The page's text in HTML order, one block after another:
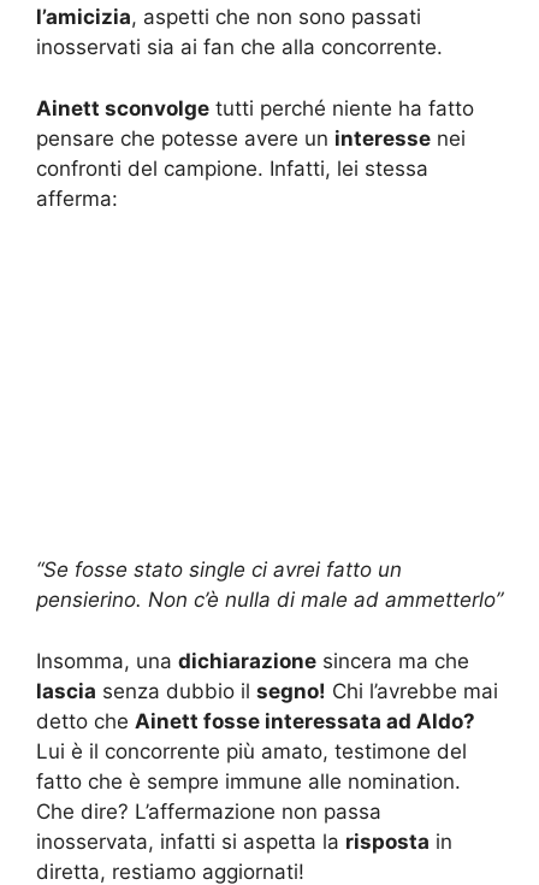
l’amicizia, aspetti che non sono passati
inosservati sia ai fan che alla concorrente.
Ainett sconvolge tutti perché niente ha fatto
pensare che potesse avere un interesse nei
confronti del campione. Infatti, lei stessa
afferma:
“Se fosse stato single ci avrei fatto un
pensierino. Non c’è nulla di male ad ammetterlo”
Insomma, una dichiarazione sincera ma che
lascia senza dubbio il segno! Chi l’avrebbe mai
detto che Ainett fosse interessata ad Aldo?
Lui è il concorrente più amato, testimone del
fatto che è sempre immune alle nomination.
Che dire? L’affermazione non passa
inosservata, infatti si aspetta la risposta in
diretta, restiamo aggiornati!